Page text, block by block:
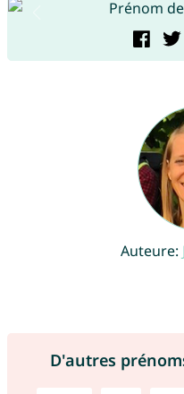
Auteure:
D'autres